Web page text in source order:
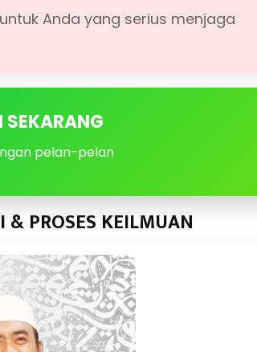
Anda yang serius menjaga
pelan-pelan
& PROSES KEILMUAN